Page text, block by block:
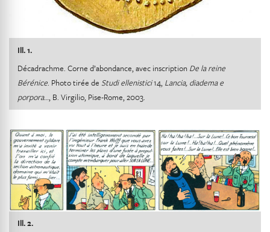
Ill. 1.
Décadrachme. Corne d’abondance, avec inscription De la reine
Bérénice. Photo tirée de Studi ellenistici14, Lancia, diadema e
porpora…, B. Virgilio, Pise-Rome, 2003.
Ill. 2.